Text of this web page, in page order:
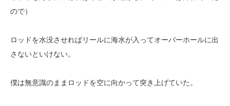
ので）
ロッドを水没させればリールに海水が入ってオーバーホールに出
さないといけない。
僕は無意識のままロッドを空に向かって突き上げていた。